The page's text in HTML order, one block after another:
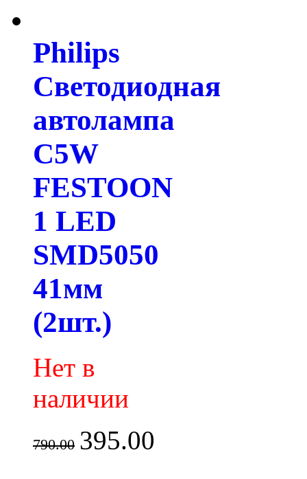
Philips
Светодиодная
автолампа
C5W
FESTOON
1 LED
SMD5050
41мм
(2шт.)
Нет в
наличии
790.00 395.00